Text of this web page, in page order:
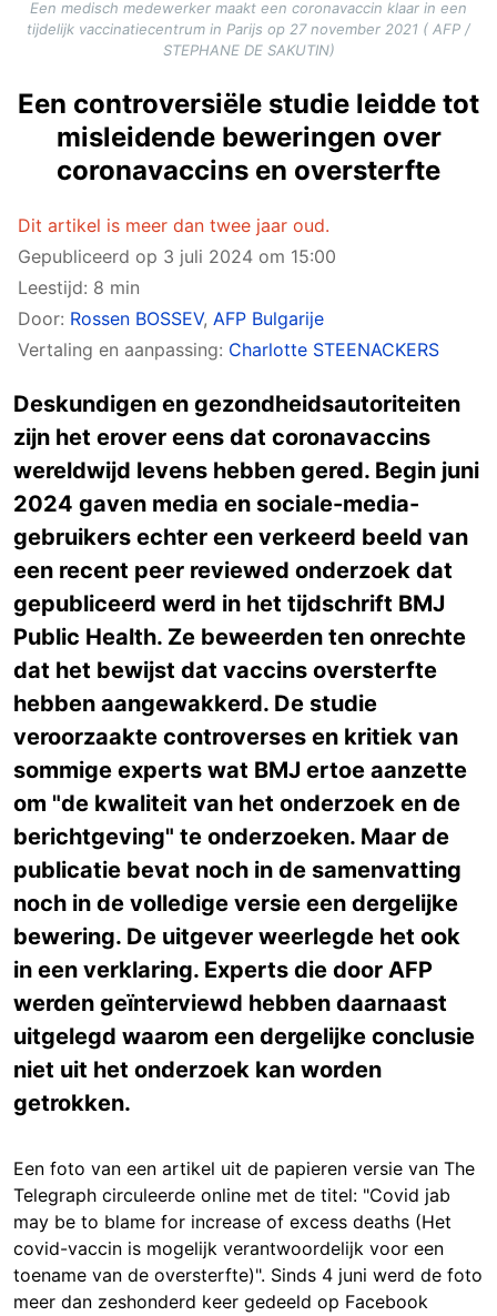
Een medisch medewerker maakt een coronavaccin klaar in een
tijdelijk vaccinatiecentrum in Parijs op 27 november 2021 ( AFP /
STEPHANE DE SAKUTIN)
Een controversiële studie leidde tot
misleidende beweringen over
coronavaccins en oversterfte
Dit artikel is meer dan twee jaar oud.
Gepubliceerd op 3 juli 2024 om 15:00
Leestijd: 8 min
Door: Rossen BOSSEV, AFP Bulgarije
Vertaling en aanpassing: Charlotte STEENACKERS
Deskundigen en gezondheidsautoriteiten
zijn het erover eens dat coronavaccins
wereldwijd levens hebben gered. Begin juni
2024 gaven media en sociale-media-
gebruikers echter een verkeerd beeld van
een recent peer reviewed onderzoek dat
gepubliceerd werd in het tijdschrift BMJ
Public Health. Ze beweerden ten onrechte
dat het bewijst dat vaccins oversterfte
hebben aangewakkerd. De studie
veroorzaakte controverses en kritiek van
sommige experts wat BMJ ertoe aanzette
om "de kwaliteit van het onderzoek en de
berichtgeving" te onderzoeken. Maar de
publicatie bevat noch in de samenvatting
noch in de volledige versie een dergelijke
bewering. De uitgever weerlegde het ook
in een verklaring. Experts die door AFP
werden geïnterviewd hebben daarnaast
uitgelegd waarom een dergelijke conclusie
niet uit het onderzoek kan worden
getrokken.
Een foto van een artikel uit de papieren versie van The
Telegraph circuleerde online met de titel: "Covid jab
may be to blame for increase of excess deaths (Het
covid-vaccin is mogelijk verantwoordelijk voor een
toename van de oversterfte)". Sinds 4 juni werd de foto
meer dan zeshonderd keer gedeeld op Facebook